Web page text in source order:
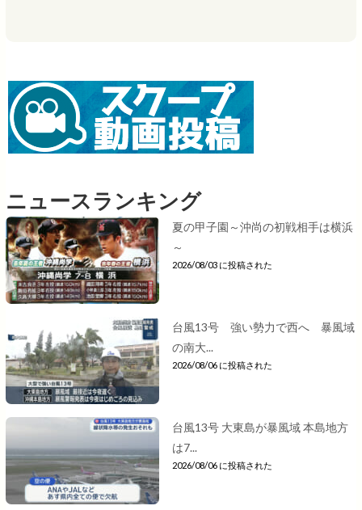
ニュースランキング
夏の甲子園～沖尚の初戦相手は横浜
～
2026/08/03 に投稿された
台風13号 強い勢力で西へ 暴風域
の南大...
2026/08/06 に投稿された
台風13号 大東島が暴風域 本島地方
は7...
2026/08/06 に投稿された